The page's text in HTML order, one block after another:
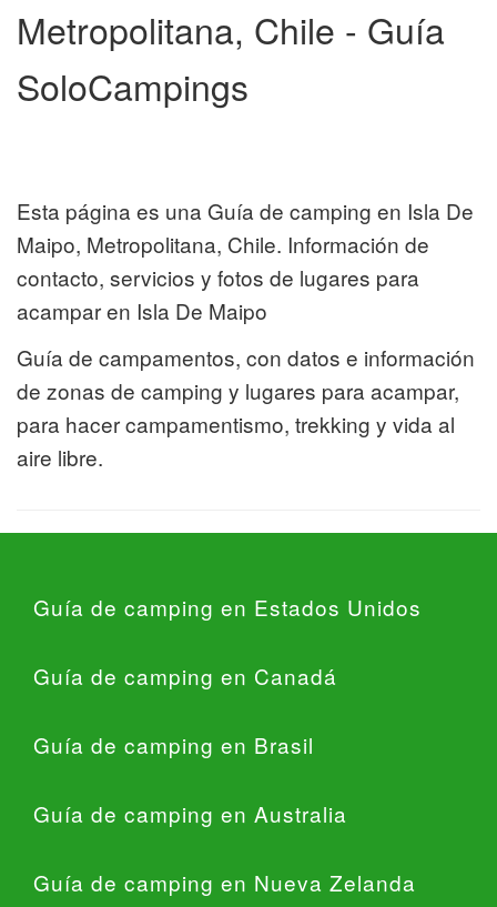
Metropolitana, Chile - Guía
SoloCampings
Esta página es una Guía de camping en Isla De
Maipo, Metropolitana, Chile. Información de
contacto, servicios y fotos de lugares para
acampar en Isla De Maipo
Guía de campamentos, con datos e información
de zonas de camping y lugares para acampar,
para hacer campamentismo, trekking y vida al
aire libre.
Guía de camping en Estados Unidos
Guía de camping en Canadá
Guía de camping en Brasil
Guía de camping en Australia
Guía de camping en Nueva Zelanda